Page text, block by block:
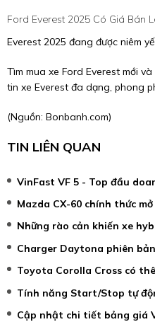
Ford Everest 2025 Có Giá Bán
Everest 2025 đang được niêm
Tìm mua xe Ford Everest mới
tin xe Everest đa dạng, phong
(Nguồn: Bonbanh.com)
TIN LIÊN QUAN
VinFast VF 5 - Top đầu
Mazda CX-60 chính thức
Những rào cản khiến xe
Charger Daytona phiên
Toyota Corolla Cross có
Tính năng Start/Stop tự
Cập nhật chi tiết bảng giá